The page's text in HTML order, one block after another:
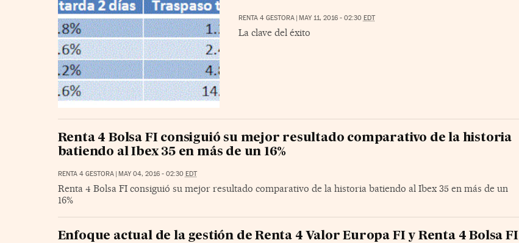
RENTA 4 GESTORA | MAY 11, 2016 - 02:30 EDT
La clave del éxito
Renta 4 Bolsa FI consiguió su mejor resultado comparativo de la historia
batiendo al Ibex 35 en más de un 16%
RENTA 4 GESTORA | MAY 04, 2016 - 02:30 EDT
Renta 4 Bolsa FI consiguió su mejor resultado comparativo de la historia batiendo al Ibex 35 en más de un
16%
Enfoque actual de la gestión de Renta 4 Valor Europa FI y Renta 4 Bolsa FI